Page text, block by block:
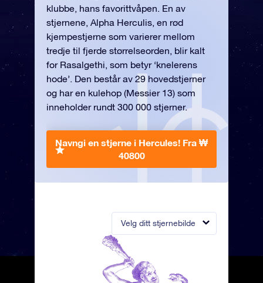
Velg ditt stjernebilde
klubbe, hans favorittvåpen. En av
stjernene, Alpha Herculis, en rød
kjempestjerne som varierer mellom
tredje til fjerde størrelseorden, blir kalt
for Rasalgethi, som betyr ‘knelerens
hode’. Den består av 29 hovedstjerner
og har en kulehop (Messier 13) som
inneholder rundt 300 000 stjerner.
Navngi en stjerne i Hercules! Fra ₩
40800